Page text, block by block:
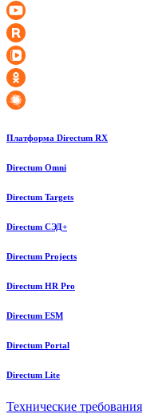
Платформа Directum RX
Directum Omni
Directum Targets
Directum СЭД+
Directum Projects
Directum HR Pro
Directum ESM
Directum Portal
Directum Lite
Технические требования